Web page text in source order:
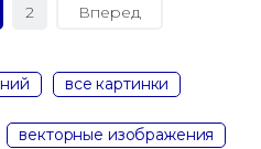
2 Вперед
все картинки
векторные изображения